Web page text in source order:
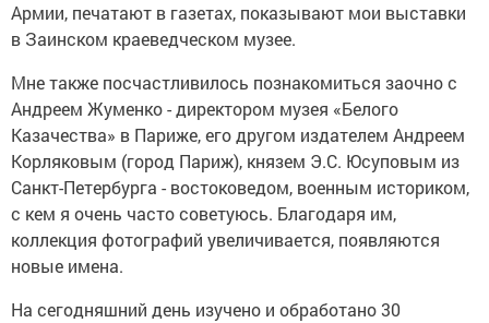
Армии, печатают в газетах, показывают мои выставки
в Заинском краеведческом музее.
Мне также посчастливилось познакомиться заочно с
Андреем Жуменко - директором музея «Белого
Казачества» в Париже, его другом издателем Андреем
Корляковым (город Париж), князем Э.С. Юсуповым из
Санкт-Петербурга - востоковедом, военным историком,
с кем я очень часто советуюсь. Благодаря им,
коллекция фотографий увеличивается, появляются
новые имена.
На сегодняшний день изучено и обработано 30